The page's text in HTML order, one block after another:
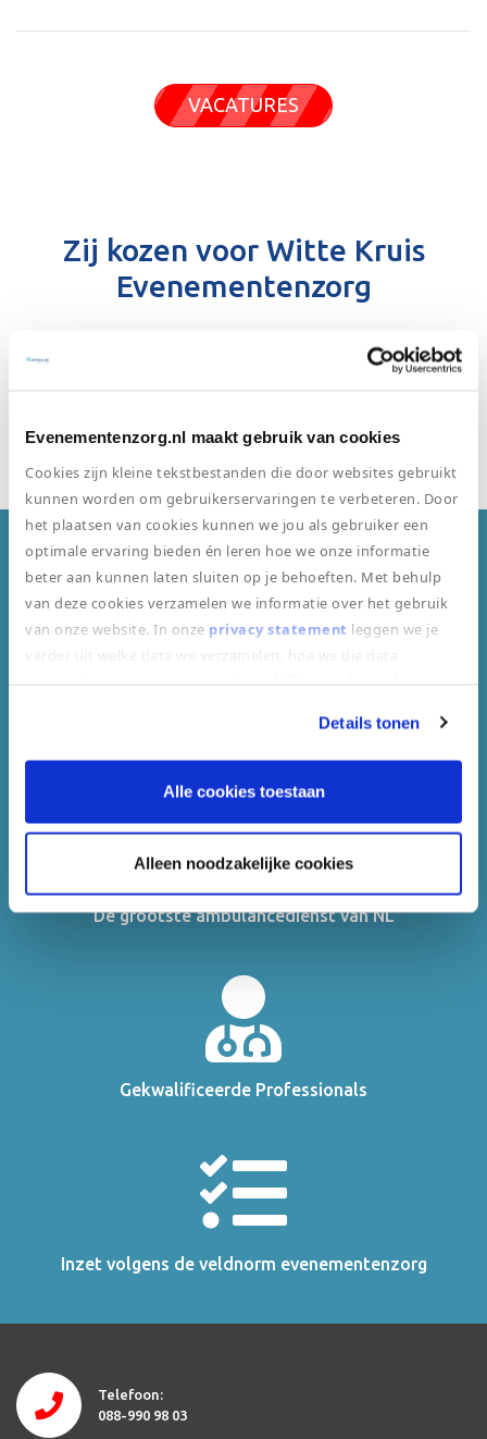
Evenementenzorg.nl maakt gebruik van cookies
Cookies zijn kleine tekstbestanden die door websites gebruikt
kunnen worden om gebruikerservaringen te verbeteren. Door
het plaatsen van cookies kunnen we jou als gebruiker een
optimale ervaring bieden én leren hoe we onze informatie
beter aan kunnen laten sluiten op je behoeften. Met behulp
van deze cookies verzamelen we informatie over het gebruik
van onze website. In onze privacy statement leggen we je
"alle cookies toestaan"? Zo nee, kiest u dan voor "alleen
noodzakelijke cookies".
Details tonen
Alle cookies toestaan
Alleen noodzakelijke cookies
VACATURES
Zij kozen voor Witte Kruis
Evenementenzorg
Bekijk onze klantenpagina
Dit zijn klanten van ons gewend
De grootste ambulancedienst van NL
Gekwalificeerde Professionals
Inzet volgens de veldnorm evenementenzorg
Telefoon:
088-990 98 03